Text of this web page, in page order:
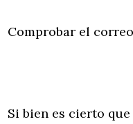
Comprobar el
Si bien es cierto